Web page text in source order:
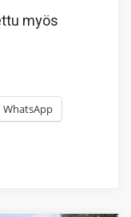
myös
WhatsApp